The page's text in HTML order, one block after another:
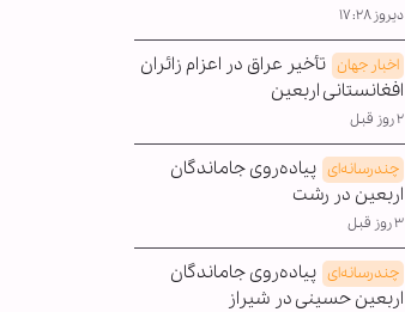
دیروز ۱۷:۲۸
اخبار جهان تأخیر عراق در اعزام زائران
افغانستانی اربعین
۲ روز قبل
چندرسانه‌ای پیاده‌روی جاماندگان
اربعین در رشت
۳ روز قبل
چندرسانه‌ای پیاده‌روی جاماندگان
اربعین حسینی در شیراز